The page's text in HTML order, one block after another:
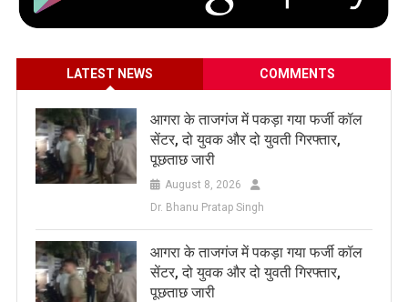
LATEST NEWS COMMENTS
आगरा के ताजगंज में पकड़ा गया फर्जी कॉल
सेंटर, दो युवक और दो युवती गिरफ्तार,
पूछताछ जारी
August 8, 2026
Dr. Bhanu Pratap Singh
आगरा के ताजगंज में पकड़ा गया फर्जी कॉल
सेंटर, दो युवक और दो युवती गिरफ्तार,
पूछताछ जारी